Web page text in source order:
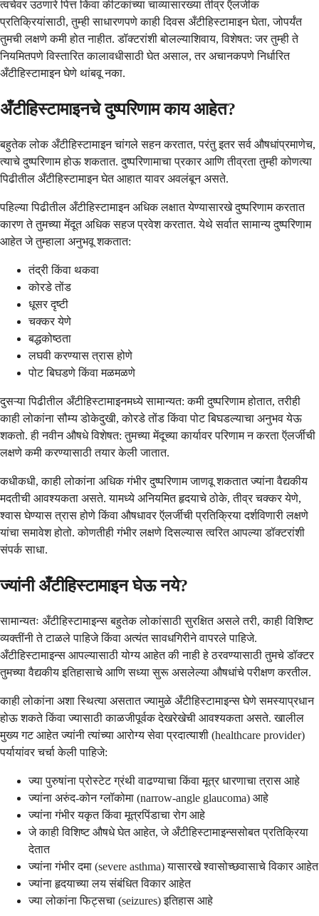
त्वचेवर उठणारे पित्त किंवा कीटकांच्या चाव्यासारख्या तीव्र ऍलर्जीक
प्रतिक्रियांसाठी, तुम्ही साधारणपणे काही दिवस अँटीहिस्टामाइन घेता, जोपर्यंत
तुमची लक्षणे कमी होत नाहीत. डॉक्टरांशी बोलल्याशिवाय, विशेषत: जर तुम्ही ते
नियमितपणे विस्तारित कालावधीसाठी घेत असाल, तर अचानकपणे निर्धारित
अँटीहिस्टामाइन घेणे थांबवू नका.
अँटीहिस्टामाइनचे दुष्परिणाम काय आहेत?
बहुतेक लोक अँटीहिस्टामाइन चांगले सहन करतात, परंतु इतर सर्व औषधांप्रमाणेच,
त्याचे दुष्परिणाम होऊ शकतात. दुष्परिणामाचा प्रकार आणि तीव्रता तुम्ही कोणत्या
पिढीतील अँटीहिस्टामाइन घेत आहात यावर अवलंबून असते.
पहिल्या पिढीतील अँटीहिस्टामाइन अधिक लक्षात येण्यासारखे दुष्परिणाम करतात
कारण ते तुमच्या मेंदूत अधिक सहज प्रवेश करतात. येथे सर्वात सामान्य दुष्परिणाम
आहेत जे तुम्हाला अनुभवू शकतात:
तंद्री किंवा थकवा
कोरडे तोंड
धूसर दृष्टी
चक्कर येणे
बद्धकोष्ठता
लघवी करण्यास त्रास होणे
पोट बिघडणे किंवा मळमळणे
दुसऱ्या पिढीतील अँटीहिस्टामाइनमध्ये सामान्यत: कमी दुष्परिणाम होतात, तरीही
काही लोकांना सौम्य डोकेदुखी, कोरडे तोंड किंवा पोट बिघडल्याचा अनुभव येऊ
शकतो. ही नवीन औषधे विशेषत: तुमच्या मेंदूच्या कार्यावर परिणाम न करता ऍलर्जीची
लक्षणे कमी करण्यासाठी तयार केली जातात.
कधीकधी, काही लोकांना अधिक गंभीर दुष्परिणाम जाणवू शकतात ज्यांना वैद्यकीय
मदतीची आवश्यकता असते. यामध्ये अनियमित हृदयाचे ठोके, तीव्र चक्कर येणे,
श्वास घेण्यास त्रास होणे किंवा औषधावर ऍलर्जीची प्रतिक्रिया दर्शविणारी लक्षणे
यांचा समावेश होतो. कोणतीही गंभीर लक्षणे दिसल्यास त्वरित आपल्या डॉक्टरांशी
संपर्क साधा.
ज्यांनी अँटीहिस्टामाइन घेऊ नये?
सामान्यतः अँटीहिस्टामाइन्स बहुतेक लोकांसाठी सुरक्षित असले तरी, काही विशिष्ट
व्यक्तींनी ते टाळले पाहिजे किंवा अत्यंत सावधगिरीने वापरले पाहिजे.
अँटीहिस्टामाइन्स आपल्यासाठी योग्य आहेत की नाही हे ठरवण्यासाठी तुमचे डॉक्टर
तुमच्या वैद्यकीय इतिहासाचे आणि सध्या सुरू असलेल्या औषधांचे परीक्षण करतील.
काही लोकांना अशा स्थित्या असतात ज्यामुळे अँटीहिस्टामाइन्स घेणे समस्याप्रधान
होऊ शकते किंवा ज्यासाठी काळजीपूर्वक देखरेखेची आवश्यकता असते. खालील
मुख्य गट आहेत ज्यांनी त्यांच्या आरोग्य सेवा प्रदात्याशी (healthcare provider)
पर्यायांवर चर्चा केली पाहिजे:
ज्या पुरुषांना प्रोस्टेट ग्रंथी वाढण्याचा किंवा मूत्र धारणाचा त्रास आहे
ज्यांना अरुंद-कोन ग्लॉकोमा (narrow-angle glaucoma) आहे
ज्यांना गंभीर यकृत किंवा मूत्रपिंडाचा रोग आहे
जे काही विशिष्ट औषधे घेत आहेत, जे अँटीहिस्टामाइन्ससोबत प्रतिक्रिया
देतात
ज्यांना गंभीर दमा (severe asthma) यासारखे श्वासोच्छवासाचे विकार आहेत
ज्यांना हृदयाच्या लय संबंधित विकार आहेत
ज्या लोकांना फिट्सचा (seizures) इतिहास आहे